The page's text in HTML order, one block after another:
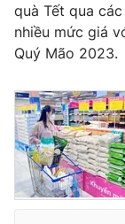
Liên hệ tòa
THỜI BÁO VTV
Theo dõi báo trên
quà Tết qua
nhiều mức giá
Quý Mão 2023.